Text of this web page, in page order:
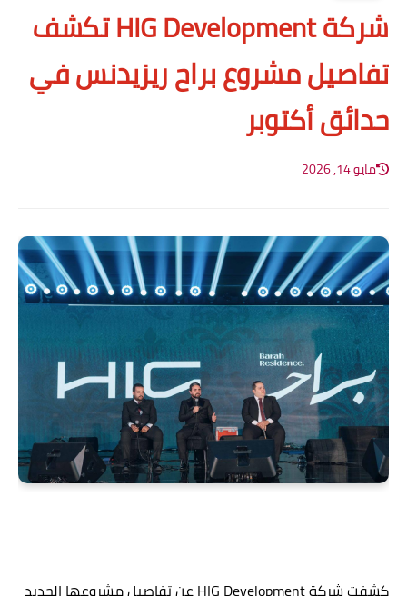
شركة HIG Development تكشف
تفاصيل مشروع براح ريزيدنس في
حدائق أكتوبر
مايو 14, 2026